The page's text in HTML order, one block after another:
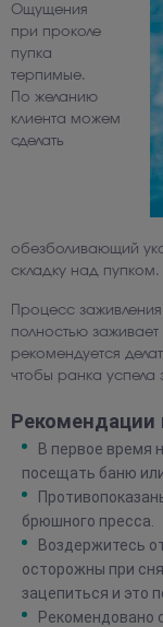
Ощущения
при проколе
пупка
терпимые.
По желанию
клиента можем
сделать
обезболивающий
складку над пупком.
Процесс
полностью
рекомендуется
чтобы ранка успела
Рекомендации
В первое время
посещать баню
брюшного пресса.
Воздержитесь
осторожны при
зацепиться и это
Рекомендовано